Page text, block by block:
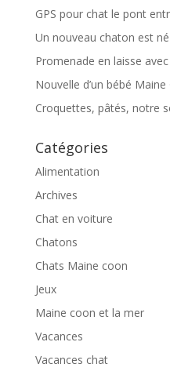
GPS pour chat le pont
Un nouveau chaton est né
Promenade en laisse
Nouvelle d’un bébé
Croquettes, pâtés, notre
Catégories
Alimentation
Archives
Chat en voiture
Chatons
Chats Maine coon
Jeux
Maine coon et la mer
Vacances
Vacances chat